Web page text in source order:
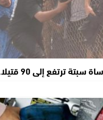
ترتفع إلى 90 قتيلا..